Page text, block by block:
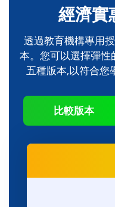
經濟實
透過教育機構專用
本。您可以選擇彈性
五種版本,以符合您
比較版本